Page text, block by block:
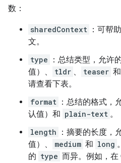
数：
sharedContext ：可帮
文。
type ：总结类型，允许
值）、
tldr 、 teaser 和
请查看下表。
format ：总结的格式，
认值）和 plain-text 。
length ：摘要的长度，
值）、
medium 和 long
的 type 而异。例如，